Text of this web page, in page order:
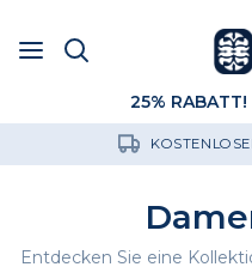
25% RABATT!
Entdecken Sie eine